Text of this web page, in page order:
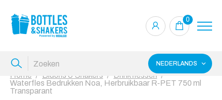
0
NEDERLANDS
Home Bidons & Shakers
Drinkflessen
Waterfles Bedrukken Noa, Herbruikbaar R-PET 750 ml
Transparant